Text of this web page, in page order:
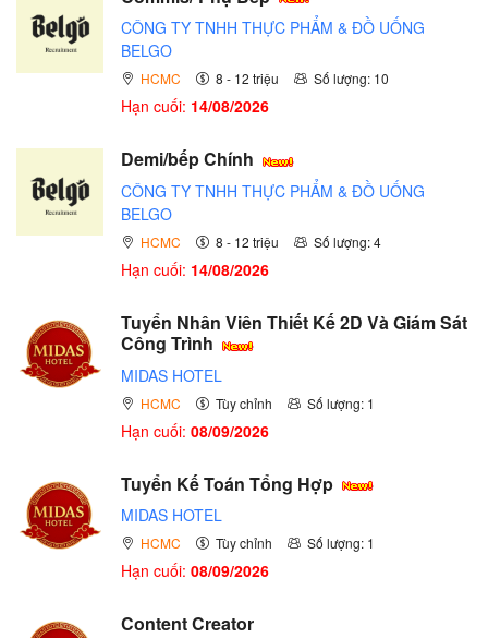
CÔNG TY TNHH THỰC PHẨM & ĐỒ UỐNG
BELGO
HCMC 8 - 12 triệu Số lượng: 10
Hạn cuối: 14/08/2026
Demi/bếp Chính
CÔNG TY TNHH THỰC PHẨM & ĐỒ UỐNG
BELGO
HCMC 8 - 12 triệu Số lượng: 4
Hạn cuối: 14/08/2026
Tuyển Nhân Viên Thiết Kế 2D Và Giám Sát
Công Trình
MIDAS HOTEL
HCMC Tùy chỉnh Số lượng: 1
Hạn cuối: 08/09/2026
Tuyển Kế Toán Tổng Hợp
MIDAS HOTEL
HCMC Tùy chỉnh Số lượng: 1
Hạn cuối: 08/09/2026
Content Creator